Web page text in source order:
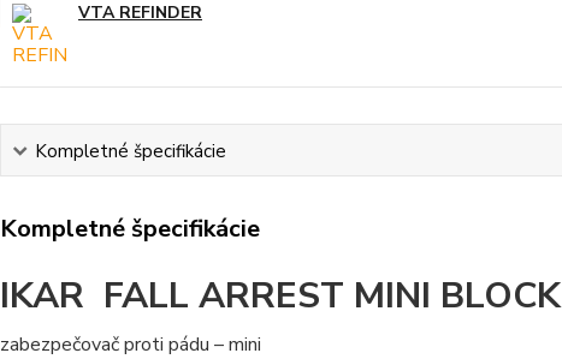
VTA REFINDER
Kompletné špecifikácie
Kompletné špecifikácie
IKAR FALL ARREST MINI BLOCK
zabezpečovač proti pádu – mini